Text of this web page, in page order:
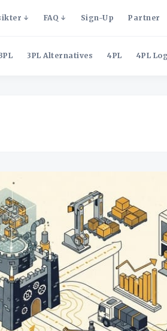
FAQ Sign-Up Partner
3PL Alternatives 4PL 4PL